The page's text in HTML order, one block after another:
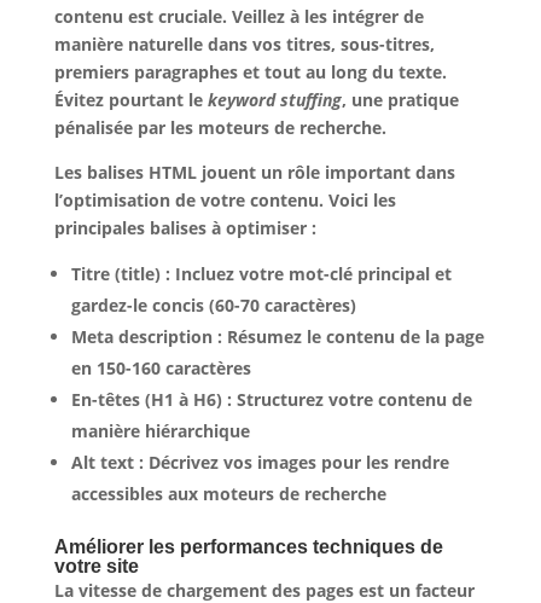
contenu est cruciale. Veillez à les intégrer de
manière naturelle dans vos titres, sous-titres,
premiers paragraphes et tout au long du texte.
Évitez pourtant le keyword stuffing, une pratique
pénalisée par les moteurs de recherche.
Les balises HTML jouent un rôle important dans
l’optimisation de votre contenu. Voici les
principales balises à optimiser :
Titre (title) : Incluez votre mot-clé principal et
gardez-le concis (60-70 caractères)
Meta description : Résumez le contenu de la page
en 150-160 caractères
En-têtes (H1 à H6) : Structurez votre contenu de
manière hiérarchique
Alt text : Décrivez vos images pour les rendre
accessibles aux moteurs de recherche
Améliorer les performances techniques de
votre site
La vitesse de chargement des pages est un facteur